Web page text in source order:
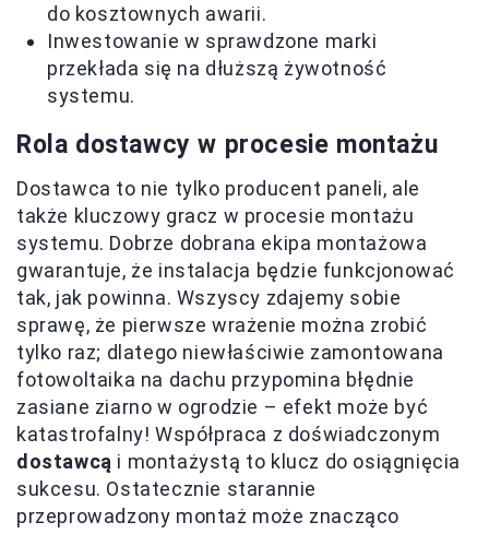
do kosztownych awarii.
Inwestowanie w sprawdzone marki
przekłada się na dłuższą żywotność
systemu.
Rola dostawcy w procesie montażu
Dostawca to nie tylko producent paneli, ale
także kluczowy gracz w procesie montażu
systemu. Dobrze dobrana ekipa montażowa
gwarantuje, że instalacja będzie funkcjonować
tak, jak powinna. Wszyscy zdajemy sobie
sprawę, że pierwsze wrażenie można zrobić
tylko raz; dlatego niewłaściwie zamontowana
fotowoltaika na dachu przypomina błędnie
zasiane ziarno w ogrodzie – efekt może być
katastrofalny! Współpraca z doświadczonym
dostawcą i montażystą to klucz do osiągnięcia
sukcesu. Ostatecznie starannie
przeprowadzony montaż może znacząco